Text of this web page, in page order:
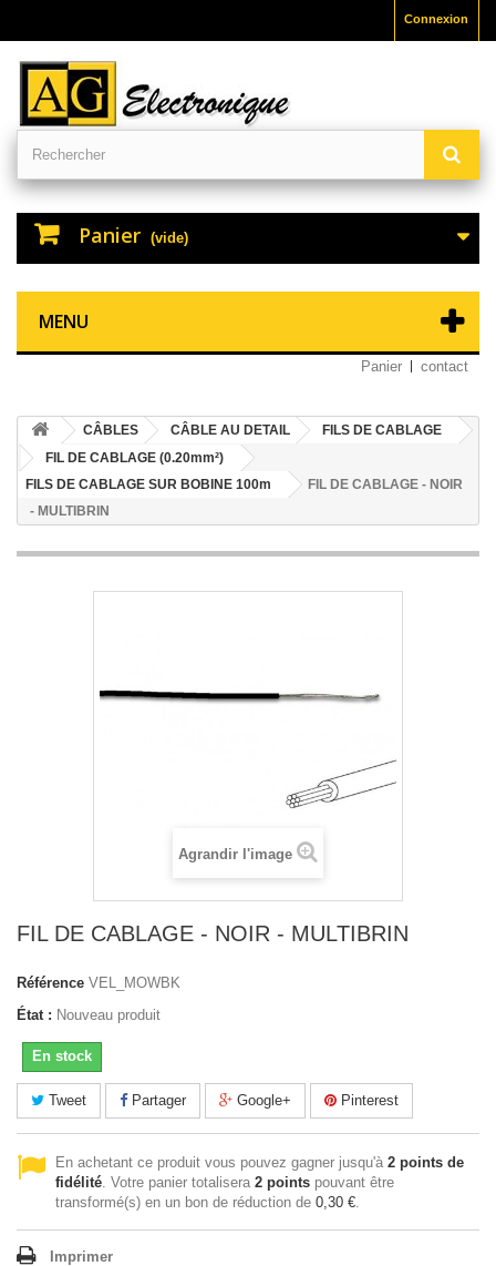
Connexion
Panier (vide)
MENU
Panier contact
CÂBLES CÂBLE AU DETAIL
FILS DE CABLAGE
FIL DE CABLAGE (0.20mm²)
FILS DE CABLAGE SUR BOBINE 100m
FIL DE CABLAGE - NOIR
- MULTIBRIN
Agrandir l'image
FIL DE CABLAGE - NOIR - MULTIBRIN
Référence VEL_MOWBK
État : Nouveau produit
En stock
Tweet Partager Google+ Pinterest
En achetant ce produit vous pouvez gagner jusqu'à 2 points de
fidélité. Votre panier totalisera 2 points pouvant être
transformé(s) en un bon de réduction de 0,30 €.
Imprimer